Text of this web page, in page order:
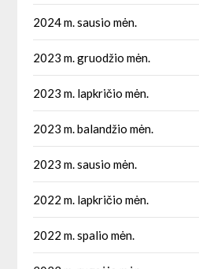
2024 m. sausio mėn.
2023 m. gruodžio mėn.
2023 m. lapkričio mėn.
2023 m. balandžio mėn.
2023 m. sausio mėn.
2022 m. lapkričio mėn.
2022 m. spalio mėn.